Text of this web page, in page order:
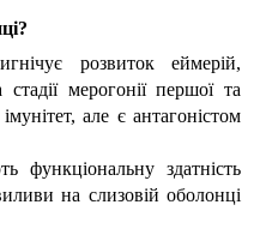
розвиток еймерій,
мерогонії першої та
але є антагоністом
здатність
на слизовій оболонці